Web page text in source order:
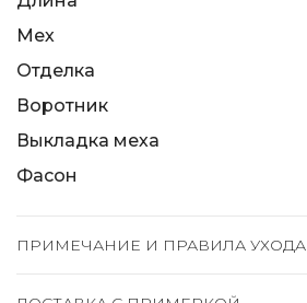
Мех
Отделка
Воротник
Выкладка меха
Фасон
ПРИМЕЧАНИЕ И ПРАВИЛА УХОДА